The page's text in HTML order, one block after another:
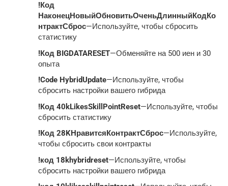
!Код
НаконецНовыйОбновитьОченьДлинныйКодКо
нтрактСброс—Используйте, чтобы сбросить
статистику
!Код BIGDATARESET—Обменяйте на 500 иен и 30
опыта
!Code HybridUpdate—Используйте, чтобы
сбросить настройки вашего гибрида
!Код 40kLikesSkillPointReset—Используйте, чтобы
сбросить статистику
!Код 28KНравитсяКонтрактСброс—Используйте,
чтобы сбросить свои контракты
!код 18khybridreset—Используйте, чтобы
сбросить настройки вашего гибрида